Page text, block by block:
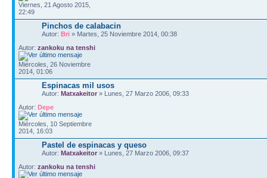
Viernes, 21 Agosto 2015,
22:49
Pinchos de calabacin
Autor: Bri » Martes, 25 Noviembre 2014, 00:38
Autor: zankoku na tenshi
Miércoles, 26 Noviembre
2014, 01:06
Espinacas mil usos
Autor: Matxakeitor » Lunes, 27 Marzo 2006, 09:33
Autor: Depe
Miércoles, 10 Septiembre
2014, 16:03
Pastel de espinacas y queso
Autor: Matxakeitor » Lunes, 27 Marzo 2006, 09:37
Autor: zankoku na tenshi